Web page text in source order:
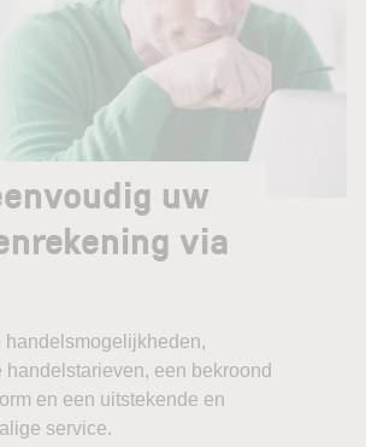
uw
via
handelstarieven, een bekroond
en een uitstekende en
service.